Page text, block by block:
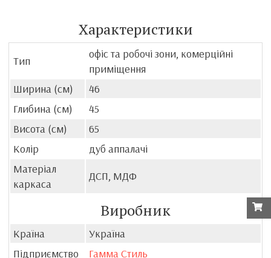
Характеристики
Тип
офіс та робочі зони, комерційні
приміщення
Ширина (см)
46
Глибина (см)
45
Висота (см)
65
Колір
дуб аппалачі
Матеріал
каркаса
ДСП, МДФ
Виробник
Країна
Україна
Підприємство
Гамма Стиль